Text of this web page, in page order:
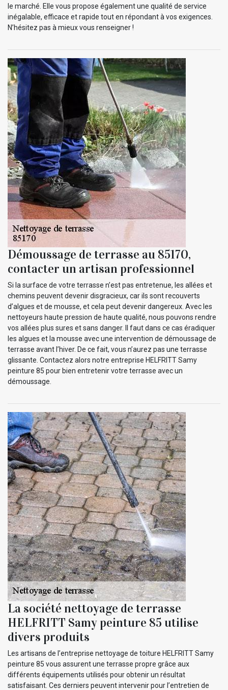
le marché. Elle vous propose également une qualité de service
inégalable, efficace et rapide tout en répondant à vos exigences.
N’hésitez pas à mieux vous renseigner !
Démoussage de terrasse au 85170,
contacter un artisan professionnel
Si la surface de votre terrasse n’est pas entretenue, les allées et
chemins peuvent devenir disgracieux, car ils sont recouverts
d’algues et de mousse, et cela peut devenir dangereux. Avec les
nettoyeurs haute pression de haute qualité, nous pouvons rendre
vos allées plus sures et sans danger. Il faut dans ce cas éradiquer
les algues et la mousse avec une intervention de démoussage de
terrasse avant l’hiver. De ce fait, vous n’aurez pas une terrasse
glissante. Contactez alors notre entreprise HELFRITT Samy
peinture 85 pour bien entretenir votre terrasse avec un
démoussage.
La société nettoyage de terrasse
HELFRITT Samy peinture 85 utilise
divers produits
Les artisans de l’entreprise nettoyage de toiture HELFRITT Samy
peinture 85 vous assurent une terrasse propre grâce aux
différents équipements utilisés pour obtenir un résultat
satisfaisant. Ces derniers peuvent intervenir pour l’entretien de